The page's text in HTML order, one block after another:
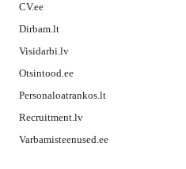
CV.ee
Dirbam.lt
Visidarbi.lv
Otsintood.ee
Personaloatrankos.lt
Recruitment.lv
Varbamisteenused.ee